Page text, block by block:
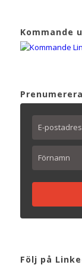
Kommande
Följ på